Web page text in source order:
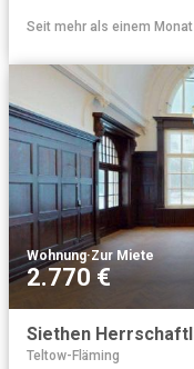
Seit mehr als einem Monat
Wohnung·Zur Miete
2.770 €
Teltow-Fläming